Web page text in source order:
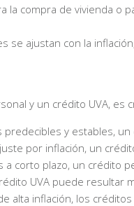
la compra de vivienda o
se ajustan con la
y un crédito UVA, es
predecibles y estables,
por inflación, un
corto plazo, un crédito
UVA puede resultar
alta inflación, los